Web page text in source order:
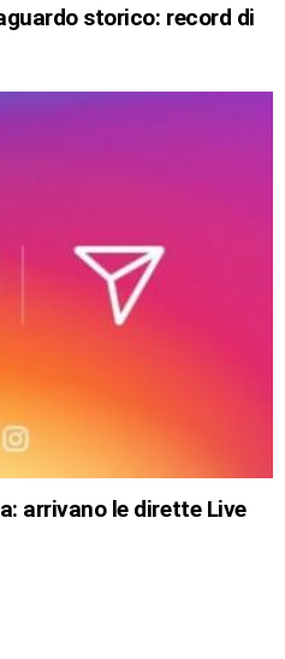
storico: record di
arrivano le dirette Live